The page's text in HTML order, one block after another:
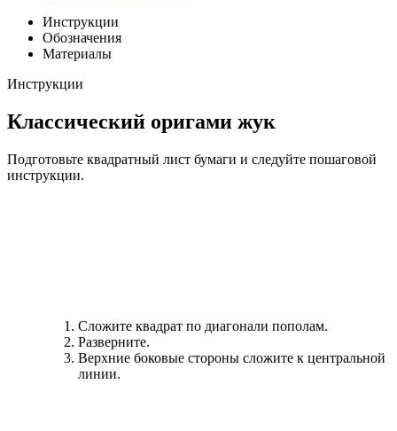
Инструкции
Обозначения
Материалы
Инструкции
Классический оригами жук
Подготовьте квадратный лист бумаги и следуйте пошаговой
инструкции.
Сложите квадрат по диагонали пополам.
Разверните.
Верхние боковые стороны сложите к центральной
линии.